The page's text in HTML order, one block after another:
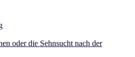
oder die Sehnsucht nach der